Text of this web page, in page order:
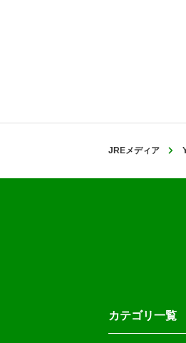
JREメディア
カテゴリ一覧